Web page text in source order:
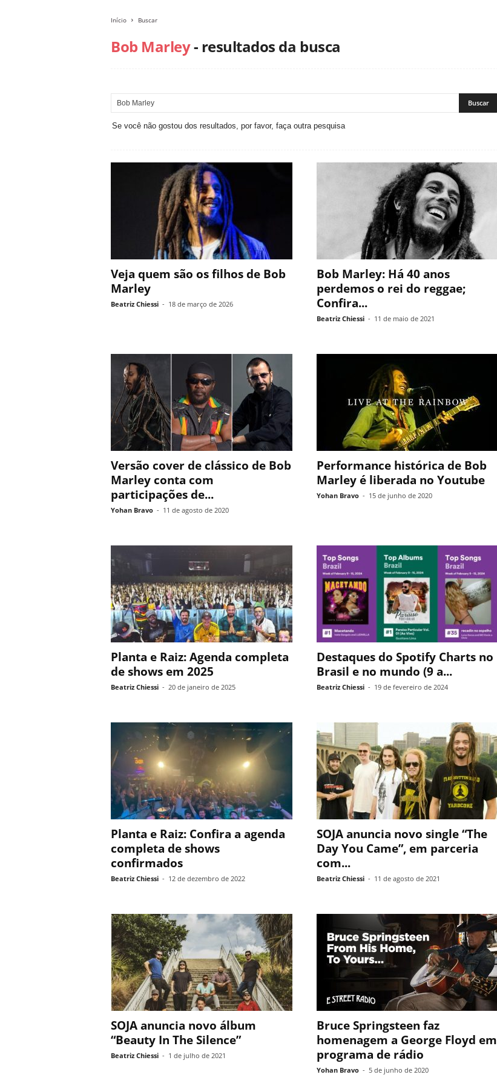
Início Buscar
Bob Marley- resultados da busca
Se você não gostou dos resultados, por favor, faça outra pesquisa
Veja quem são os filhos de Bob
Marley
Beatriz Chiessi - 18 de março de 2026
Bob Marley: Há 40 anos
perdemos o rei do reggae;
Confira...
Beatriz Chiessi - 11 de maio de 2021
Versão cover de clássico de Bob
Marley conta com
participações de...
Yohan Bravo - 11 de agosto de 2020
Performance histórica de Bob
Marley é liberada no Youtube
Yohan Bravo - 15 de junho de 2020
Planta e Raiz: Agenda completa
de shows em 2025
Beatriz Chiessi - 20 de janeiro de 2025
Destaques do Spotify Charts no
Brasil e no mundo (9 a...
Beatriz Chiessi - 19 de fevereiro de 2024
Planta e Raiz: Confira a agenda
completa de shows
confirmados
Beatriz Chiessi - 12 de dezembro de 2022
SOJA anuncia novo single “The
Day You Came”, em parceria
com...
Beatriz Chiessi - 11 de agosto de 2021
SOJA anuncia novo álbum
“Beauty In The Silence”
Beatriz Chiessi - 1 de julho de 2021
Bruce Springsteen faz
homenagem a George Floyd em
programa de rádio
Yohan Bravo - 5 de junho de 2020